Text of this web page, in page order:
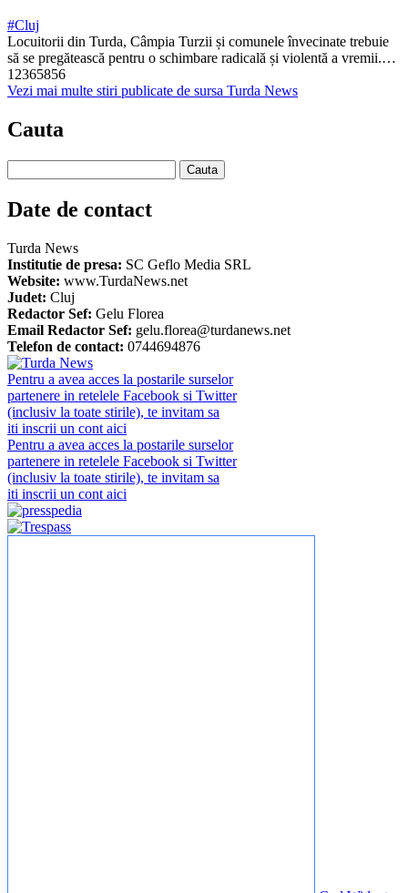
#Cluj
Locuitorii din Turda, Câmpia Turzii și comunele învecinate trebuie
să se pregătească pentru o schimbare radicală și violentă a vremii.…
12365856
Vezi mai multe stiri publicate de sursa Turda News
Cauta
Date de contact
Turda News
Institutie de presa: SC Geflo Media SRL
Website: www.TurdaNews.net
Judet: Cluj
Redactor Sef: Gelu Florea
Email Redactor Sef: gelu.florea@turdanews.net
Telefon de contact: 0744694876
Pentru a avea acces la postarile surselor
partenere in retelele Facebook si Twitter
(inclusiv la toate stirile), te invitam sa
iti inscrii un cont aici
Pentru a avea acces la postarile surselor
partenere in retelele Facebook si Twitter
(inclusiv la toate stirile), te invitam sa
iti inscrii un cont aici